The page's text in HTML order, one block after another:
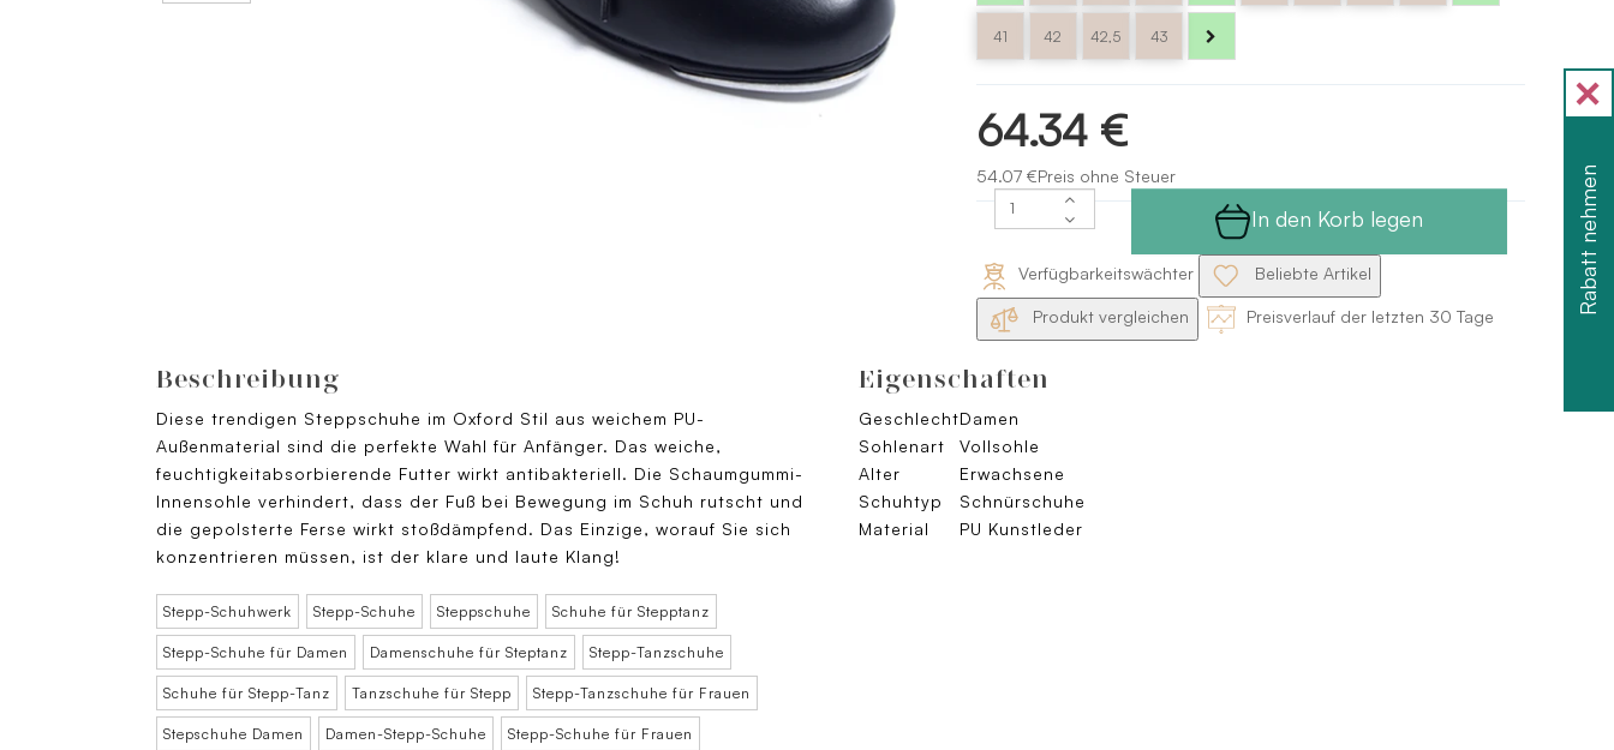
41 42 42,5 43
64.34 €
54.07 €Preis ohne Steuer
In den Korb legen
Verfügbarkeitswächter Beliebte Artikel
Produkt vergleichen Preisverlauf der letzten 30 Tage
Beschreibung
Diese trendigen Steppschuhe im Oxford Stil aus weichem PU-
Außenmaterial sind die perfekte Wahl für Anfänger. Das weiche,
feuchtigkeitabsorbierende Futter wirkt antibakteriell. Die Schaumgummi-
Innensohle verhindert, dass der Fuß bei Bewegung im Schuh rutscht und
die gepolsterte Ferse wirkt stoßdämpfend. Das Einzige, worauf Sie sich
konzentrieren müssen, ist der klare und laute Klang!
Stepp-Schuhwerk Stepp-Schuhe Steppschuhe Schuhe für Stepptanz
Stepp-Schuhe für Damen Damenschuhe für Steptanz Stepp-Tanzschuhe
Schuhe für Stepp-Tanz Tanzschuhe für Stepp Stepp-Tanzschuhe für Frauen
Stepschuhe Damen Damen-Stepp-Schuhe Stepp-Schuhe für Frauen
Eigenschaften
GeschlechtDamen
Sohlenart
Vollsohle
Alter
Erwachsene
Schuhtyp
Schnürschuhe
Material
PU Kunstleder
Rabatt nehmen